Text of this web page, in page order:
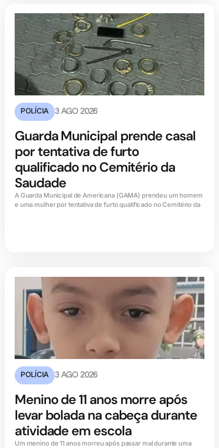
POLÍCIA 3 AGO 2026
Guarda Municipal prende casal
por tentativa de furto
qualificado no Cemitério da
Saudade
A Guarda Municipal de Americana (GAMA) prendeu um homem
e uma mulher por tentativa de furto qualificado no Cemitério da
POLÍCIA 3 AGO 2026
Menino de 11 anos morre após
levar bolada na cabeça durante
atividade em escola
Um menino de 11 anos morreu após passar mal durante uma